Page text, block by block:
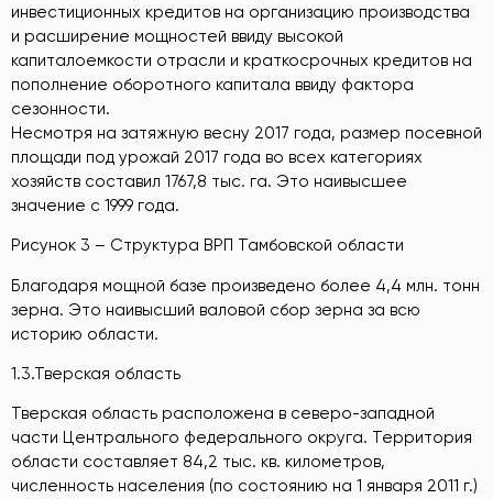
инвестиционных кредитов на организацию производства
и расширение мощностей ввиду высокой
капиталоемкости отрасли и краткосрочных кредитов на
пополнение оборотного капитала ввиду фактора
сезонности.
Несмотря на затяжную весну 2017 года, размер посевной
площади под урожай 2017 года во всех категориях
хозяйств составил 1767,8 тыс. га. Это наивысшее
значение с 1999 года.
Рисунок 3 – Структура ВРП Тамбовской области
Благодаря мощной базе произведено более 4,4 млн. тонн
зерна. Это наивысший валовой сбор зерна за всю
историю области.
1.3.Тверская область
Тверская область расположена в северо-западной
части Центрального федерального округа. Территория
области составляет 84,2 тыс. кв. километров,
численность населения (по состоянию на 1 января 2011 г.)